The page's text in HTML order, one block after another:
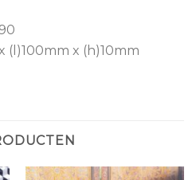
90
(l)100mm x (h)10mm